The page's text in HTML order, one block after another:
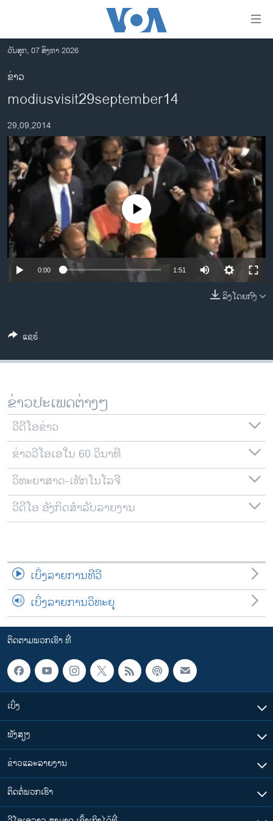
ເຂົ້າ
ຫາ
ຂ້າມ
ຂ້າມ
ໄປ
ຫາ
ຊອກ
ຄົ້ນ
ອາເມຣິກາ
ການເລືອກຕັ້ງ ປະທານາທີບໍດີ ສະຫະລັດ 2024
ຂ່າວ​ຈີນ
ໂລກ
ເອເຊຍ
ອິດສະຫຼະພາບດ້ານການຂ່າວ
ຊີວິດຊາວລາວ
ຊຸມຊົນຊາວລາວ
ວິທະຍາສາດ-ເທັກໂນໂລຈີ
ພາສາອັງກິດ
ລາຍການກະຈາຍສຽງ
ລາຍງານ
ຕິດຕາມພວກເຮົາ ທີ່
ພາສາຕ່າງໆ
ວັນສຸກ, 07 ສິງຫາ 2026
ຂ່າວ
modiusvisit29september14
29,09,2014
No media source currently available
0:00 1:51
ລິງໂດຍກົງ
ແຊຣ໌
ຂ່າວປະເພດຕ່າງໆ
ວີດີໂອຂ່າວ
ຂ່າວວີໂອເອໃນ 60 ວິນາທີ
ວິທະຍາສາດ-ເທັກໂນໂລຈີ
ວີດີໂອ ອັງກິດສຳລັບລາຍງານ
ເບິ່ງລາຍການທີວີ
ເບິ່ງລາຍການວິທະຍຸ
ຕິດຕາມພວກເຮົາ ທີ່
ເບິ່ງ
ຟັງສຽງ
ຂ່າວແລະລາຍງານ
ຕິດຕໍ່ພວກເຮົາ